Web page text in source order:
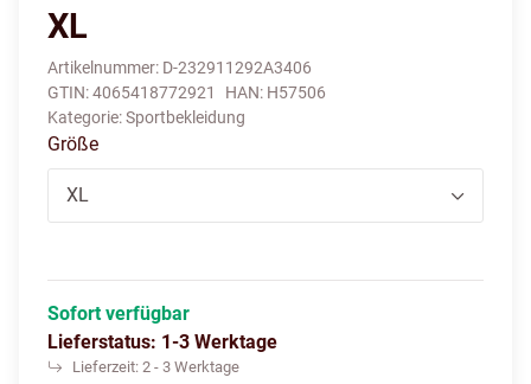
XL
Artikelnummer: D-232911292A3406
GTIN:4065418772921 HAN: H57506
Kategorie:Sportbekleidung
Größe
XL
Sofort verfügbar
Lieferstatus: 1-3 Werktage
Lieferzeit: 2 - 3 Werktage